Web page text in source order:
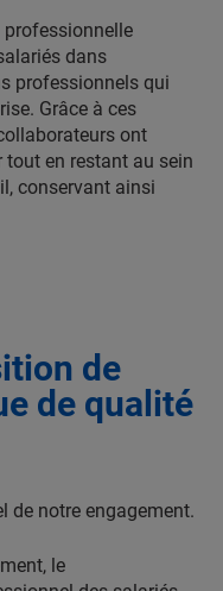
professionnelle
dans
professionnels qui
Grâce à ces
ont
tout en restant au sein
conservant ainsi
de
de qualité
de notre engagement.
le